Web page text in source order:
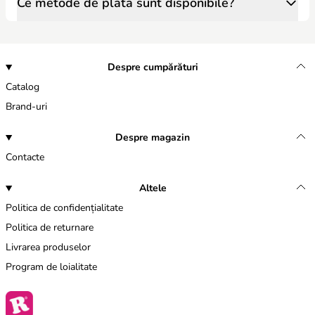
Despre cumpărături
Catalog
Brand-uri
Despre magazin
Contacte
Altele
Politica de confidențialitate
Politica de returnare
Livrarea produselor
Program de loialitate